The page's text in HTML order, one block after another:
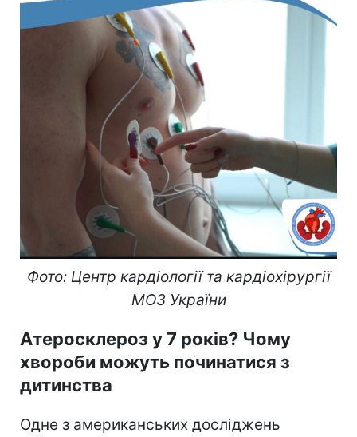
Фото: Центр кардіології та кардіохірургії
МОЗ України
Атеросклероз у 7 років? Чому
хвороби можуть починатися з
дитинства
Одне з американських досліджень